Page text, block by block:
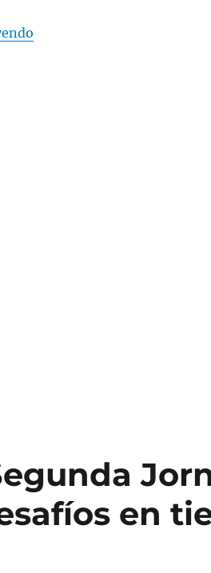
«CUARTO ENCUENTRO DE
en